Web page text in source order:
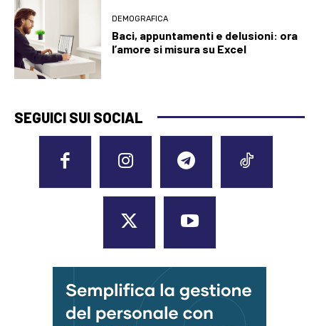
DEMOGRAFICA
Baci, appuntamenti e delusioni: ora
l’amore si misura su Excel
SEGUICI SUI SOCIAL